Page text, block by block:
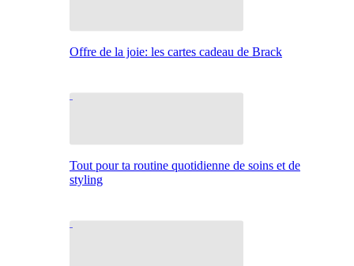
Offre de la joie: les cartes cadeau de Brack
Tout pour ta routine quotidienne de soins et de
styling